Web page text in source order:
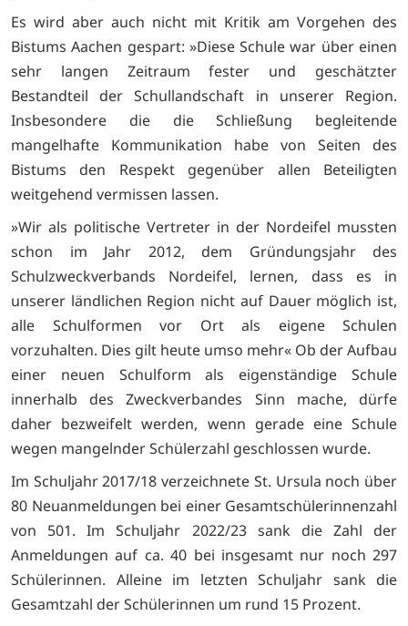
Es wird aber auch nicht mit Kritik am Vorgehen des
Bistums Aachen gespart: »Diese Schule war über einen
sehr langen Zeitraum fester und geschätzter
Bestandteil der Schullandschaft in unserer Region.
Insbesondere die die Schließung begleitende
mangelhafte Kommunikation habe von Seiten des
Bistums den Respekt gegenüber allen Beteiligten
weitgehend vermissen lassen.
»Wir als politische Vertreter in der Nordeifel mussten
schon im Jahr 2012, dem Gründungsjahr des
Schulzweckverbands Nordeifel, lernen, dass es in
unserer ländlichen Region nicht auf Dauer möglich ist,
alle Schulformen vor Ort als eigene Schulen
vorzuhalten. Dies gilt heute umso mehr« Ob der Aufbau
einer neuen Schulform als eigenständige Schule
innerhalb des Zweckverbandes Sinn mache, dürfe
daher bezweifelt werden, wenn gerade eine Schule
wegen mangelnder Schülerzahl geschlossen wurde.
Im Schuljahr 2017/18 verzeichnete St. Ursula noch über
80 Neuanmeldungen bei einer Gesamtschülerinnenzahl
von 501. Im Schuljahr 2022/23 sank die Zahl der
Anmeldungen auf ca. 40 bei insgesamt nur noch 297
Schülerinnen. Alleine im letzten Schuljahr sank die
Gesamtzahl der Schülerinnen um rund 15 Prozent.